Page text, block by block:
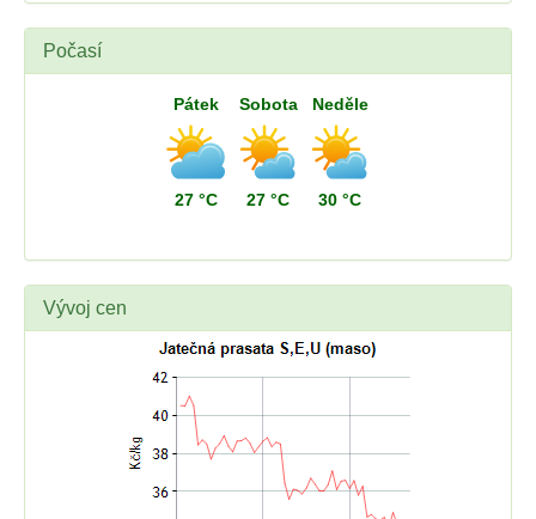
Počasí
Pátek
27 °C
Sobota
27 °C
Neděle
30 °C
Vývoj cen